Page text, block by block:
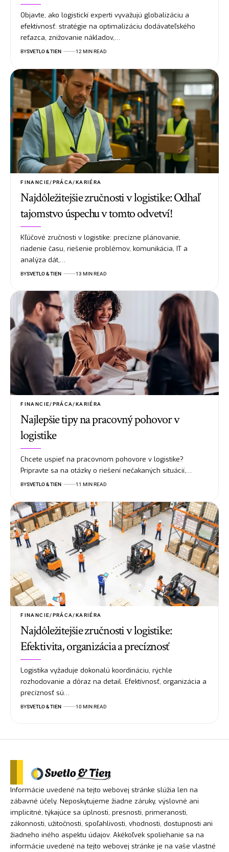
Objavte, ako logistickí experti vyvažujú globalizáciu a
efektívnosť: stratégie na optimalizáciu dodávateľského
reťazca, znižovanie nákladov,…
BYSVETLO & TIEN 12 MIN READ
FINANCIE/PRÁCA/KARIÉRA
Najdôležitejšie zručnosti v logistike: Odhaľ
tajomstvo úspechu v tomto odvetví!
Kľúčové zručnosti v logistike: precízne plánovanie,
riadenie času, riešenie problémov, komunikácia, IT a
analýza dát,…
BYSVETLO & TIEN 13 MIN READ
FINANCIE/PRÁCA/KARIÉRA
Najlepšie tipy na pracovný pohovor v
logistike
Chcete uspieť na pracovnom pohovore v logistike?
Pripravte sa na otázky o riešení nečakaných situácií,…
BYSVETLO & TIEN 11 MIN READ
FINANCIE/PRÁCA/KARIÉRA
Najdôležitejšie zručnosti v logistike:
Efektivita, organizácia a precíznosť
Logistika vyžaduje dokonalú koordináciu, rýchle
rozhodovanie a dôraz na detail. Efektívnosť, organizácia a
precíznosť sú…
BYSVETLO & TIEN 10 MIN READ
Informácie uvedené na tejto webovej stránke slúžia len na
zábavné účely. Neposkytujeme žiadne záruky, výslovné ani
implicitné, týkajúce sa úplnosti, presnosti, primeranosti,
zákonnosti, užitočnosti, spoľahlivosti, vhodnosti, dostupnosti ani
žiadneho iného aspektu údajov. Akékoľvek spoliehanie sa na
informácie uvedené na tejto webovej stránke je na vaše vlastné